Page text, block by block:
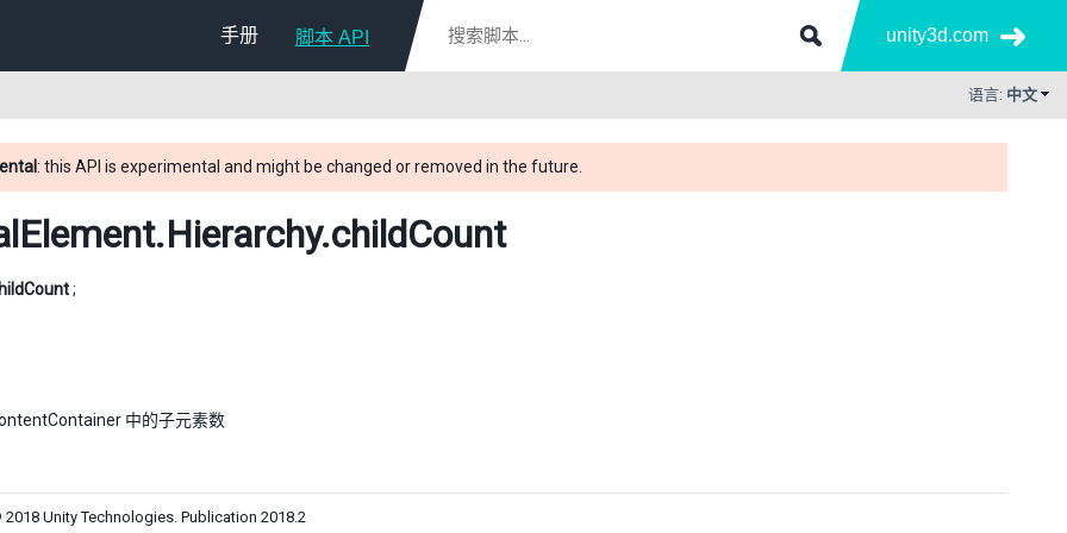
手册 脚本 API unity3d.com
语言: 中文
: this API is experimental and might be changed or removed in the future.
.childCount
;
中的子元素数
Unity Technologies. Publication 2018.2